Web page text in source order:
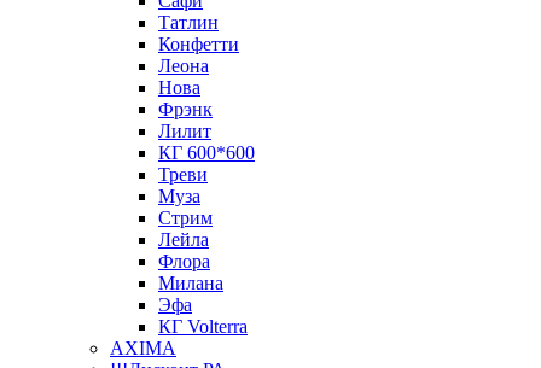
Татлин
Конфетти
Леона
Нова
Фрэнк
Лилит
КГ 600*600
Треви
Муза
Стрим
Лейла
Флора
Милана
Эфа
КГ Volterra
AXIMA